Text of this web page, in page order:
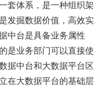
套体系，是一种组织架
发掘数据价值，高效实
中台是具备业务属性
是业务部门可以直接使
据中台和大数据平台区
在大数据平台的基础层